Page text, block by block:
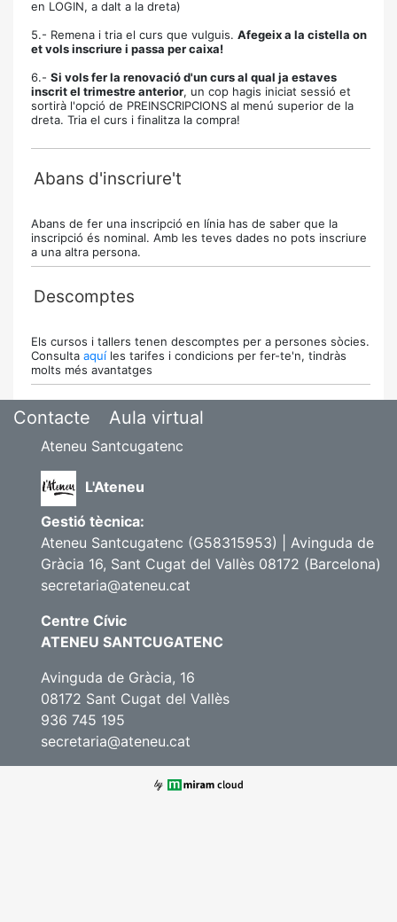
en LOGIN, a dalt a la dreta)
5.- Remena i tria el curs que vulguis. Afegeix a la cistella on
et vols inscriure i passa per caixa!
6.- Si vols fer la renovació d'un curs al qual ja estaves
inscrit el trimestre anterior, un cop hagis iniciat sessió et
sortirà l'opció de PREINSCRIPCIONS al menú superior de la
dreta. Tria el curs i finalitza la compra!
Abans d'inscriure't
Abans de fer una inscripció en línia has de saber que la
inscripció és nominal. Amb les teves dades no pots inscriure
a una altra persona.
Descomptes
Els cursos i tallers tenen descomptes per a persones sòcies.
Consulta aquí les tarifes i condicions per fer-te'n, tindràs
molts més avantatges
Contacte Aula virtual
Ateneu Santcugatenc
L'Ateneu
Gestió tècnica:
Ateneu Santcugatenc (G58315953) | Avinguda de
Gràcia 16, Sant Cugat del Vallès 08172 (Barcelona)
secretaria@ateneu.cat
Centre Cívic
ATENEU SANTCUGATENC
Avinguda de Gràcia, 16
08172 Sant Cugat del Vallès
936 745 195
secretaria@ateneu.cat